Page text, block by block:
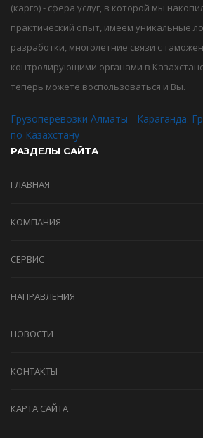
(карго) - сфера услуг, в которой мы
практический опыт, имеем уникальные
разработки, многолетние связи с
контролирующими органами в
теперь можете воспользоваться и Вы.
Грузоперевозки Алматы - Караганда.
по Казахстану
РАЗДЕЛЫ САЙТА
ГЛАВНАЯ
КОМПАНИЯ
СЕРВИС
НАПРАВЛЕНИЯ
НОВОСТИ
КОНТАКТЫ
КАРТА САЙТА